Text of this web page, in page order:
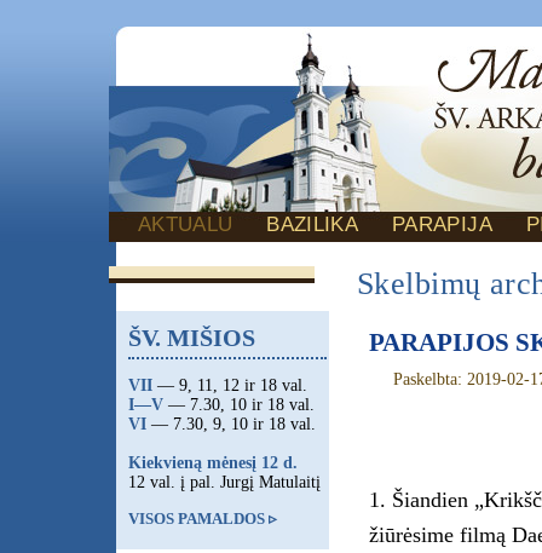
AKTUALU BAZILIKA PARAPIJA
Skelbimų
PARAPIJOS
Paskelbta: 2019-02-
1. Šiandien
žiūrėsime filmą
ŠV. MIŠIOS
VII — 9, 11, 12 ir 18 val.
I—V — 7.30, 10 ir 18 val.
VI — 7.30, 9, 10 ir 18 val.
Kiekvieną mėnesį 12 d.
12 val. į pal. Jurgį Matulaitį
VISOS PAMALDOS ▹